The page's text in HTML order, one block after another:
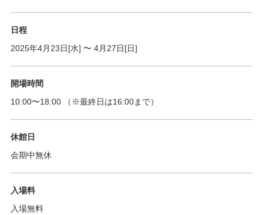
日程
2025年4月23日[水] 〜 4月27日[日]
開場時間
10:00〜18:00（※最終日は16:00まで）
休館日
会期中無休
入場料
入場無料